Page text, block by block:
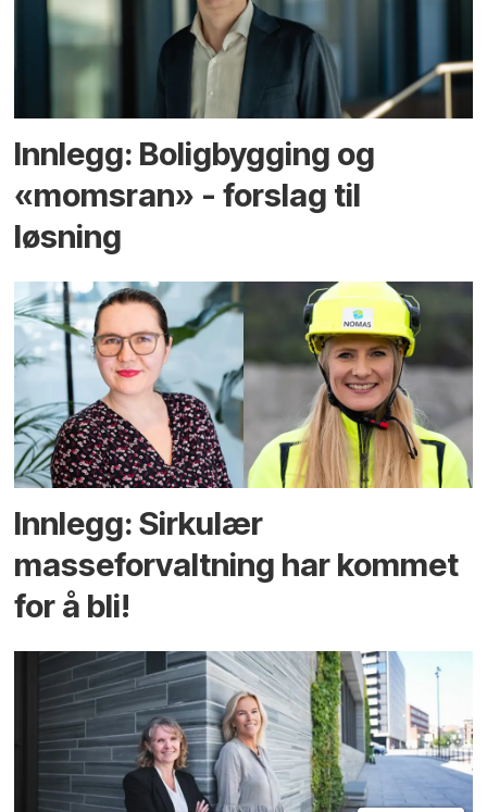
Innlegg: Boligbygging og
«momsran» - forslag til
løsning
Innlegg: Sirkulær
masseforvaltning har kommet
for å bli!